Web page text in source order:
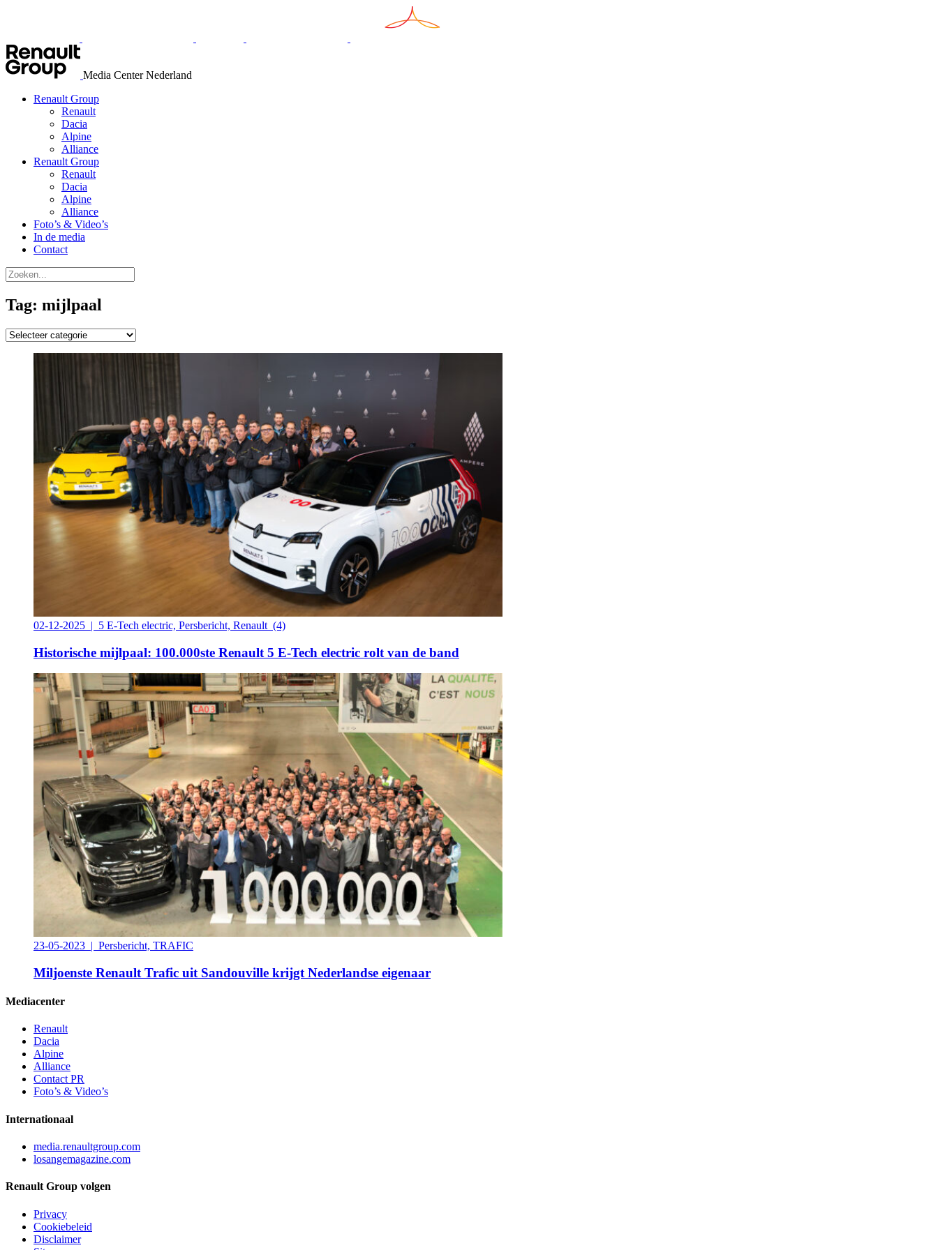
Media Center Nederland
Renault Group
Renault
Dacia
Alpine
Alliance
Renault Group
Renault
Dacia
Alpine
Alliance
Foto’s & Video’s
In de media
Contact
Tag: mijlpaal
02-12-2025 | 5 E-Tech electric, Persbericht, Renault (4)
Historische mijlpaal: 100.000ste Renault 5 E-Tech electric rolt van de band
23-05-2023 | Persbericht, TRAFIC
Miljoenste Renault Trafic uit Sandouville krijgt Nederlandse eigenaar
Mediacenter
Renault
Dacia
Alpine
Alliance
Contact PR
Foto’s & Video’s
Internationaal
media.renaultgroup.com
losangemagazine.com
Renault Group volgen
Privacy
Cookiebeleid
Disclaimer